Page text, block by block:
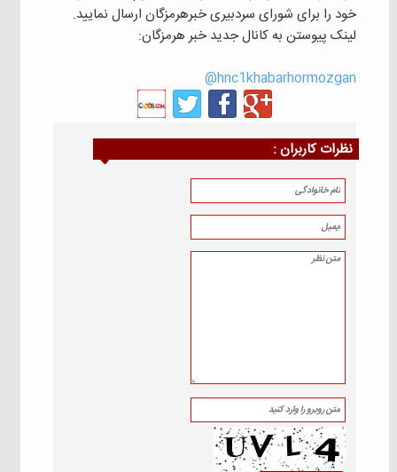
خود را برای شورای سردبیری خبرهرمزگان ارسال نمایید.
لینک پیوستن به کانال جدید خبر هرمزگان:
hnc1khabarhormozgan@
نظرات كاربران :